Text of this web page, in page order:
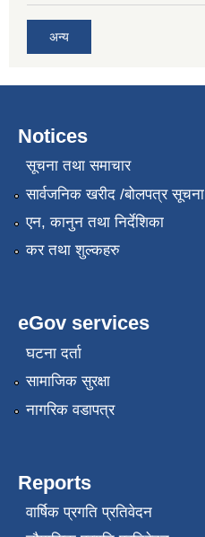
अन्य
Notices
सूचना तथा समाचार
सार्वजनिक खरीद /बोलपत्र सूचना
एन, कानुन तथा निर्देशिका
कर तथा शुल्कहरु
eGov services
घटना दर्ता
सामाजिक सुरक्षा
नागरिक वडापत्र
Reports
वार्षिक प्रगति प्रतिवेदन